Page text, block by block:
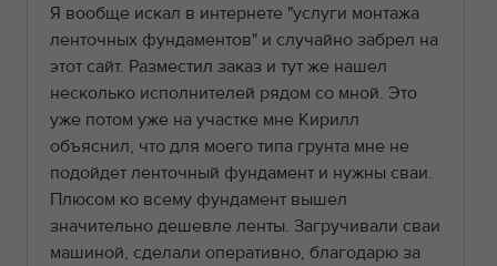
Я вообще искал в интернете "услуги монтажа
ленточных фундаментов" и случайно забрел на
этот сайт. Разместил заказ и тут же нашел
несколько исполнителей рядом со мной. Это
уже потом уже на участке мне Кирилл
объяснил, что для моего типа грунта мне не
подойдет ленточный фундамент и нужны сваи.
Плюсом ко всему фундамент вышел
значительно дешевле ленты. Загручивали сваи
машиной, сделали оперативно, благодарю за